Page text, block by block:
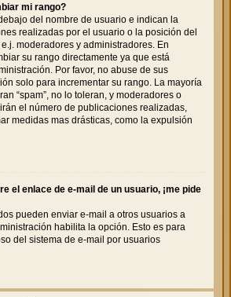
mi rango?
del nombre de usuario e indican la
realizadas por el usuario o la posición del
moderadores y administradores. En
su rango directamente ya que está
Por favor, no abuse de sus
solo para incrementar su rango. La mayoría
“spam”, no lo toleran, y moderadores o
el número de publicaciones realizadas,
medidas mas drásticas, como la expulsión
el enlace de e-mail de un usuario, ¡me pide
pueden enviar e-mail a otros usuarios a
habilita la opción. Esto es para
del sistema de e-mail por usuarios